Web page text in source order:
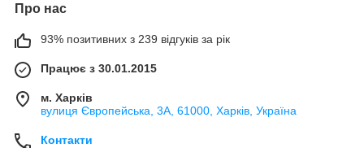
Про нас
93% позитивних з 239 відгуків за рік
Працює з 30.01.2015
м. Харків
вулиця Європейська, 3А, 61000, Харків, Україна
Контакти